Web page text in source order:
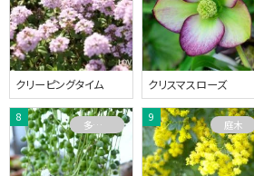
クリーピングタイム クリスマスローズ
多肉植物 庭木